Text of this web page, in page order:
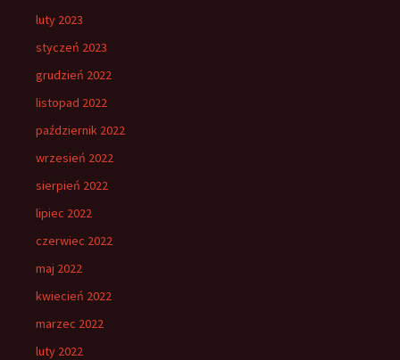
luty 2023
styczeń 2023
grudzień 2022
listopad 2022
październik 2022
wrzesień 2022
sierpień 2022
lipiec 2022
czerwiec 2022
maj 2022
kwiecień 2022
marzec 2022
luty 2022